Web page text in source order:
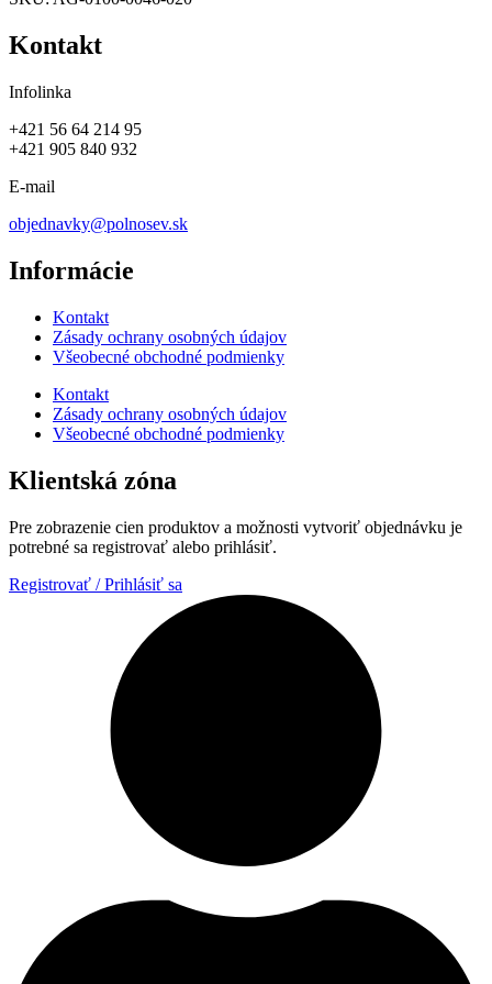
Kontakt
Infolinka
+421 56 64 214 95
+421 905 840 932
E-mail
objednavky@polnosev.sk
Informácie
Kontakt
Zásady ochrany osobných údajov
Všeobecné obchodné podmienky
Kontakt
Zásady ochrany osobných údajov
Všeobecné obchodné podmienky
Klientská zóna
Pre zobrazenie cien produktov a možnosti vytvoriť objednávku je
potrebné sa registrovať alebo prihlásiť.
Registrovať / Prihlásiť sa